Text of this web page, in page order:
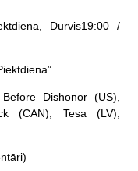
, Durvis19:00 /
Dishonor (US),
(CAN), Tesa (LV),